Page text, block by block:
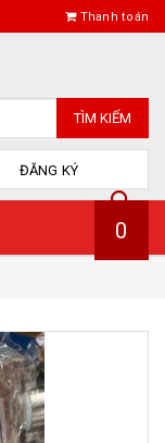
Thanh toán
TÌM KIẾM
ĐĂNG KÝ
0